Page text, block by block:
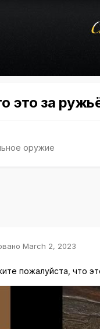
это за
оружие
March 2, 2023
пожалуйста, что